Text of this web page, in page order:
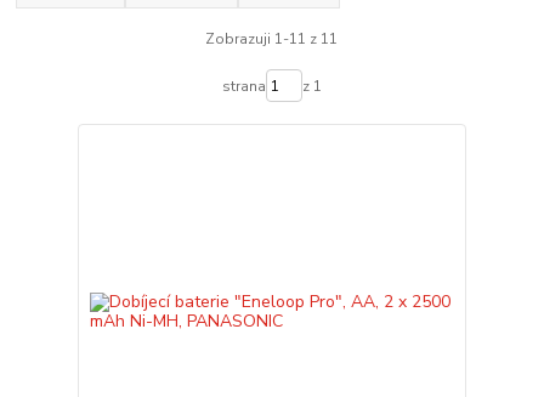
Zobrazuji 1-11 z 11
strana z 1